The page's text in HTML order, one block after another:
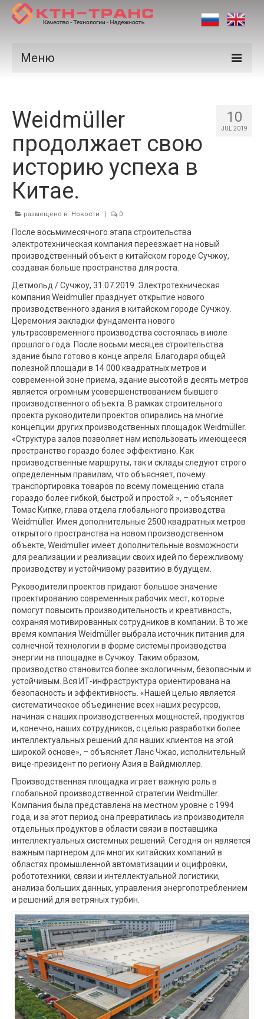
Меню
Производители
Рынки
Сертификаты
Новости
Контакты
10
JUL 2019
Weidmüller
продолжает свою
историю успеха в
Китае.
размещено в: Новости 0
После восьмимесячного этапа строительства
электротехническая компания переезжает на новый
производственный объект в китайском городе Сучжоу,
создавая больше пространства для роста.
Детмольд / Сучжоу, 31.07.2019. Электротехническая
компания Weidmüller празднует открытие нового
производственного здания в китайском городе Сучжоу.
Церемония закладки фундамента нового
ультрасовременного производства состоялась в июле
прошлого года. После восьми месяцев строительства
здание было готово в конце апреля. Благодаря общей
полезной площади в 14 000 квадратных метров и
современной зоне приема, здание высотой в десять метров
является огромным усовершенствованием бывшего
производственного объекта. В рамках строительного
проекта руководители проектов опирались на многие
концепции других производственных площадок Weidmüller.
«Структура залов позволяет нам использовать имеющееся
пространство гораздо более эффективно. Как
производственные маршруты, так и склады следуют строго
определенным правилам, что объясняет, почему
транспортировка товаров по всему помещению стала
гораздо более гибкой, быстрой и простой », – объясняет
Томас Кипке, глава отдела глобального производства
Weidmüller. Имея дополнительные 2500 квадратных метров
открытого пространства на новом производственном
объекте, Weidmüller имеет дополнительные возможности
для реализации и реализации своих идей по бережливому
производству и устойчивому развитию в будущем.
Руководители проектов придают большое значение
проектированию современных рабочих мест, которые
помогут повысить производительность и креативность,
сохраняя мотивированных сотрудников в компании. В то же
время компания Weidmüller выбрала источник питания для
солнечной технологии в форме системы производства
энергии на площадке в Сучжоу. Таким образом,
производство становится более экологичным, безопасным и
устойчивым. Вся ИТ-инфраструктура ориентирована на
безопасность и эффективность. «Нашей целью является
систематическое объединение всех наших ресурсов,
начиная с наших производственных мощностей, продуктов
и, конечно, наших сотрудников, с целью разработки более
интеллектуальных решений для наших клиентов на этой
широкой основе», – объясняет Ланс Чжао, исполнительный
вице-президент по региону Азия в Вайдмюллер.
Производственная площадка играет важную роль в
глобальной производственной стратегии Weidmüller.
Компания была представлена ​​на местном уровне с 1994
года, и за этот период она превратилась из производителя
отдельных продуктов в области связи в поставщика
интеллектуальных системных решений. Сегодня он является
важным партнером для многих китайских компаний в
областях промышленной автоматизации и оцифровки,
робототехники, связи и интеллектуальной логистики,
анализа больших данных, управления энергопотреблением
и решений для ветряных турбин.